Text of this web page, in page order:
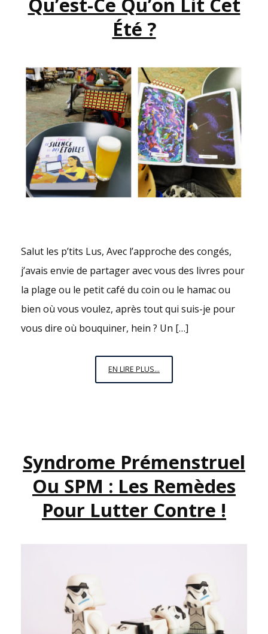
Été ?
Salut les p’tits Lus, Avec l’approche des congés,
j’avais envie de partager avec vous des livres pour
la plage ou le petit café du coin ou le hamac ou
bien où vous voulez, après tout qui suis-je pour
vous dire où bouquiner, hein ? Un […]
EN LIRE PLUS...
CE
Syndrome Prémenstruel
Ou SPM : Les Remèdes
Pour Lutter Contre !